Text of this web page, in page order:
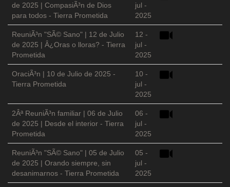
de 2025 | CompasiÃ³n de Dios
para todos - Tierra Prometida
jul -
2025
ReuniÃ³n "SÃ© Sano" | 12 de Julio
de 2025 | Â¿Oras o lloras? - Tierra
Prometida
12 -
jul -
2025
OraciÃ³n | 10 de Julio de 2025 -
Tierra Prometida
10 -
jul -
2025
2Âª ReuniÃ³n familiar | 06 de Julio
de 2025 | Desde el interior - Tierra
Prometida
06 -
jul -
2025
ReuniÃ³n "SÃ© Sano" | 05 de Julio
de 2025 | Orando siempre, sin
desanimarnos - Tierra Prometida
05 -
jul -
2025